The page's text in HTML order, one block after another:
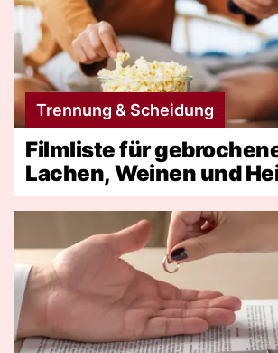
Trennung & Scheidung
Filmliste für
Lachen, Weinen und